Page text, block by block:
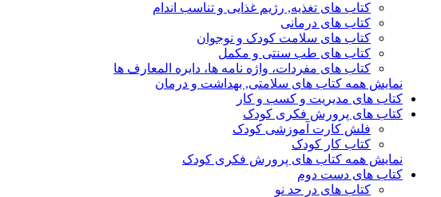
کتاب های تغذیه, رژیم غذایی و تناسب اندام
کتاب های درمانی
کتاب های سلامت کودک و نوجوان
کتاب های طب سنتی و مکمل
کتاب های مفردات، واژه نامه ها، دایره المعارف ها
نمایش همه کتاب های سلامتی, بهداشت و درمان
کتاب های مدیریت و کسب و کار
کتاب های پرورش فکری کودک
فلش کارت آموزشی کودک
کتاب کار کودک
نمایش همه کتاب های پرورش فکری کودک
کتاب های دست دوم
کتاب های در حد نو